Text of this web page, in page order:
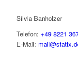
Silvia Banholzer
Telefon: +49 8221
E-Mail: